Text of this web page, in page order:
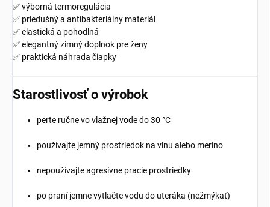
✅ výborná termoregulácia
✅ priedušný a antibakteriálny materiál
✅ elastická a pohodlná
✅ elegantný zimný doplnok pre ženy
✅ praktická náhrada čiapky
Starostlivosť o výrobok
perte ručne vo vlažnej vode do 30 °C
používajte jemný prostriedok na vlnu alebo merino
nepoužívajte agresívne pracie prostriedky
po praní jemne vytlačte vodu do uteráka (nežmýkať)